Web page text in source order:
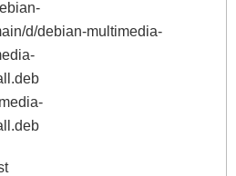
d/debian-multimedia-